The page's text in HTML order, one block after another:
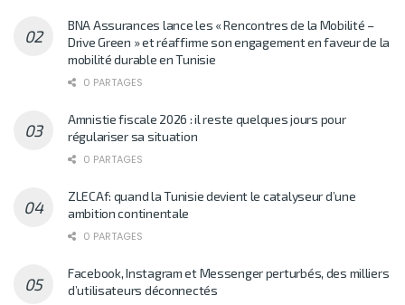
BNA Assurances lance les « Rencontres de la Mobilité –
Drive Green » et réaffirme son engagement en faveur de la
mobilité durable en Tunisie
0 PARTAGES
Amnistie fiscale 2026 : il reste quelques jours pour
régulariser sa situation
0 PARTAGES
ZLECAf: quand la Tunisie devient le catalyseur d’une
ambition continentale
0 PARTAGES
Facebook, Instagram et Messenger perturbés, des milliers
d’utilisateurs déconnectés